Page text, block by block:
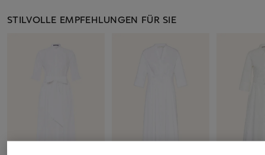
STILVOLLE EMPFEHLUNGEN FÜR SIE